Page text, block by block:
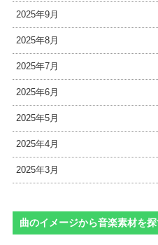
2025年9月
2025年8月
2025年7月
2025年6月
2025年5月
2025年4月
2025年3月
曲のイメージから音楽素材を